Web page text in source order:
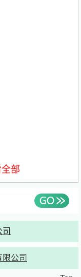
统筹和管理财务日
、财务数据分析、
务状况，定期向管
为公司经营决策提
务全流程管理工
部
公司